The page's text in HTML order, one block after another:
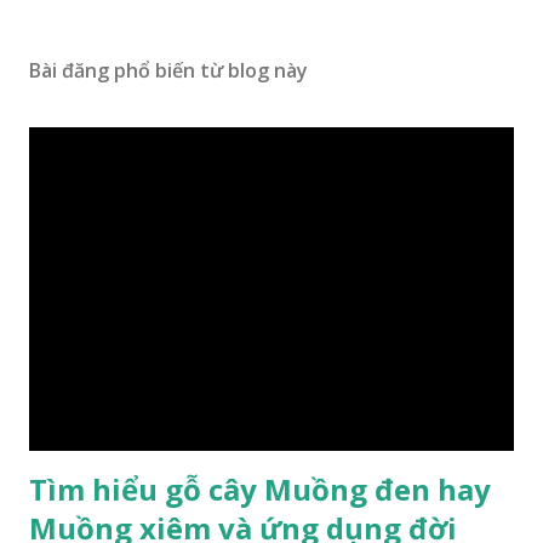
Bài đăng phổ biến từ blog này
Tìm hiểu gỗ cây Muồng đen hay
Muồng xiêm và ứng dụng đời